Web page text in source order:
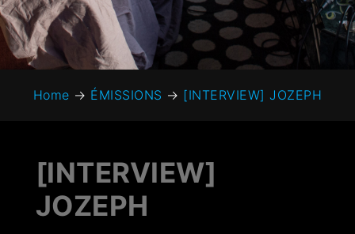
Home → ÉMISSIONS → [INTERVIEW] JOZEPH
[INTERVIEW]
JOZEPH